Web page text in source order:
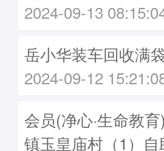
2024-09-13
岳小华装车回收满
2024-09-12
会员(净心·生命教
镇玉皇庙村（1）